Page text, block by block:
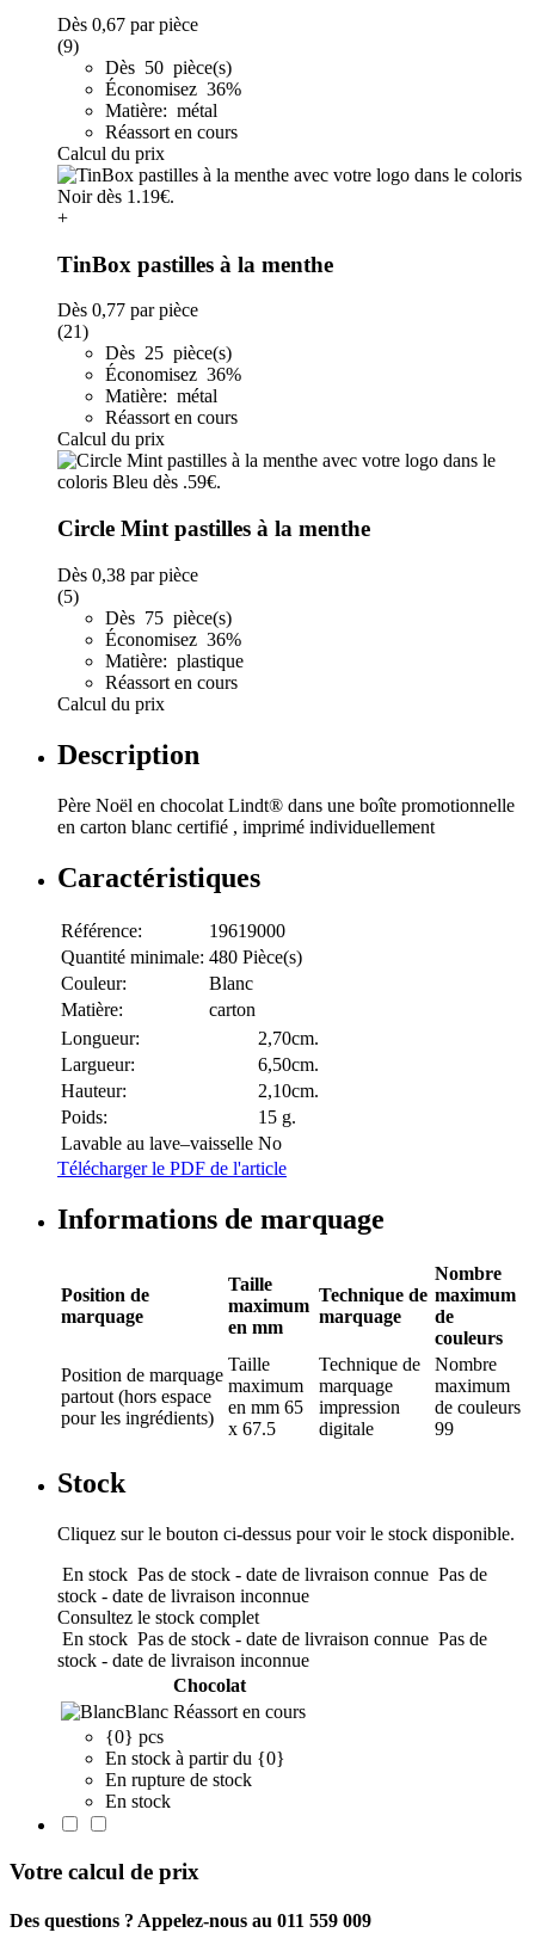
Dès 0,67 par pièce
(9)
Dès 50 pièce(s)
Économisez 36%
Matière: métal
Réassort en cours
Calcul du prix
+
TinBox pastilles à la menthe
Dès 0,77 par pièce
(21)
Dès 25 pièce(s)
Économisez 36%
Matière: métal
Réassort en cours
Calcul du prix
Circle Mint pastilles à la menthe
Dès 0,38 par pièce
(5)
Dès 75 pièce(s)
Économisez 36%
Matière: plastique
Réassort en cours
Calcul du prix
Description
Père Noël en chocolat Lindt® dans une boîte promotionnelle
en carton blanc certifié , imprimé individuellement
Caractéristiques
Référence:
19619000
Quantité minimale: 480 Pièce(s)
Couleur:
Blanc
Matière:
carton
Longueur:
2,70cm.
Largueur:
6,50cm.
Hauteur:
2,10cm.
Poids:
15 g.
Lavable au lave–vaisselle No
Télécharger le PDF de l'article
Informations de marquage
Position de
marquage
Taille
maximum
en mm
Technique de
marquage
Nombre
maximum
de
couleurs
Position de marquage
partout (hors espace
pour les ingrédients)
Taille
maximum
en mm 65
x 67.5
Technique de
marquage
impression
digitale
Nombre
maximum
de couleurs
99
Stock
Cliquez sur le bouton ci-dessus pour voir le stock disponible.
En stock Pas de stock - date de livraison connue Pas de
stock - date de livraison inconnue
Consultez le stock complet
En stock Pas de stock - date de livraison connue Pas de
stock - date de livraison inconnue
Chocolat
Blanc Réassort en cours
{0} pcs
En stock à partir du {0}
En rupture de stock
En stock
Votre calcul de prix
Des questions ? Appelez-nous au 011 559 009